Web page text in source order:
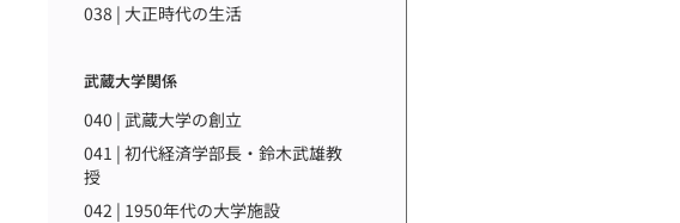
038 | 大正時代の生活
武蔵大学関係
040 | 武蔵大学の創立
041 | 初代経済学部長・鈴木武雄教
授
042 | 1950年代の大学施設